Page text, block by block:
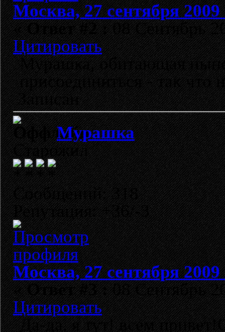
Москва, 27 сентября 2009
«Ответ #2 :08 Сентябрь
Цитировать
Мурашка, обитающая
присоединиться - так что
Записан
Мурашка
Старожил
Сообщений: 318
Репутация: +36/-3
Москва, 27 сентября 2009
«Ответ #3 :08 Сентябрь
Цитировать
Да-да, я тут! всем